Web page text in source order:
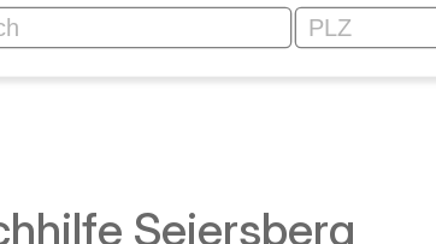
private a